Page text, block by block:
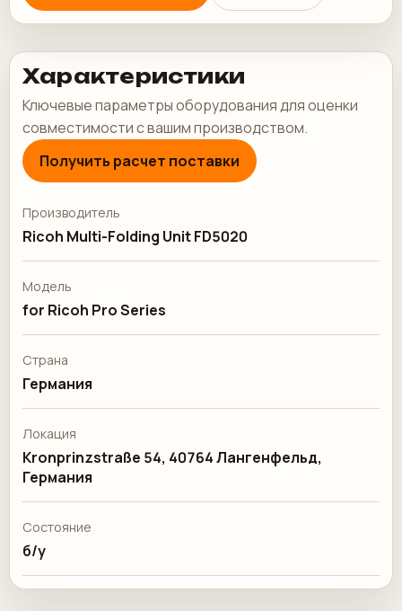
Характеристики
Ключевые параметры оборудования для оценки
совместимости с вашим производством.
Получить расчет поставки
Производитель
Ricoh Multi-Folding Unit FD5020
Модель
for Ricoh Pro Series
Страна
Германия
Локация
Kronprinzstraße 54, 40764 Лангенфельд,
Германия
Состояние
б/у